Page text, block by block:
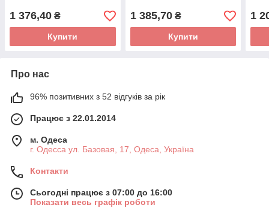
1 376,40 ₴
Купити
1 385,70₴
Купити
1
Про нас
96% позитивних з 52 відгуків за рік
Працює з 22.01.2014
м. Одеса
г. Одесса ул. Базовая, 17, Одеса, Україна
Контакти
Сьогодні працює з 07:00 до 16:00
Показати весь графік роботи